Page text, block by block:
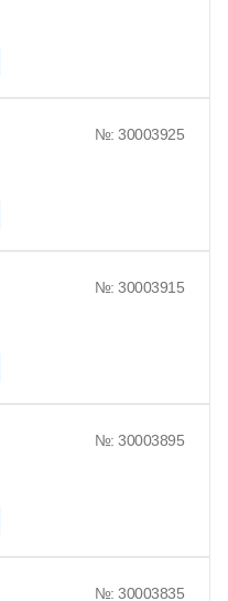
№: 30003925
№: 30003915
№: 30003895
№: 30003835